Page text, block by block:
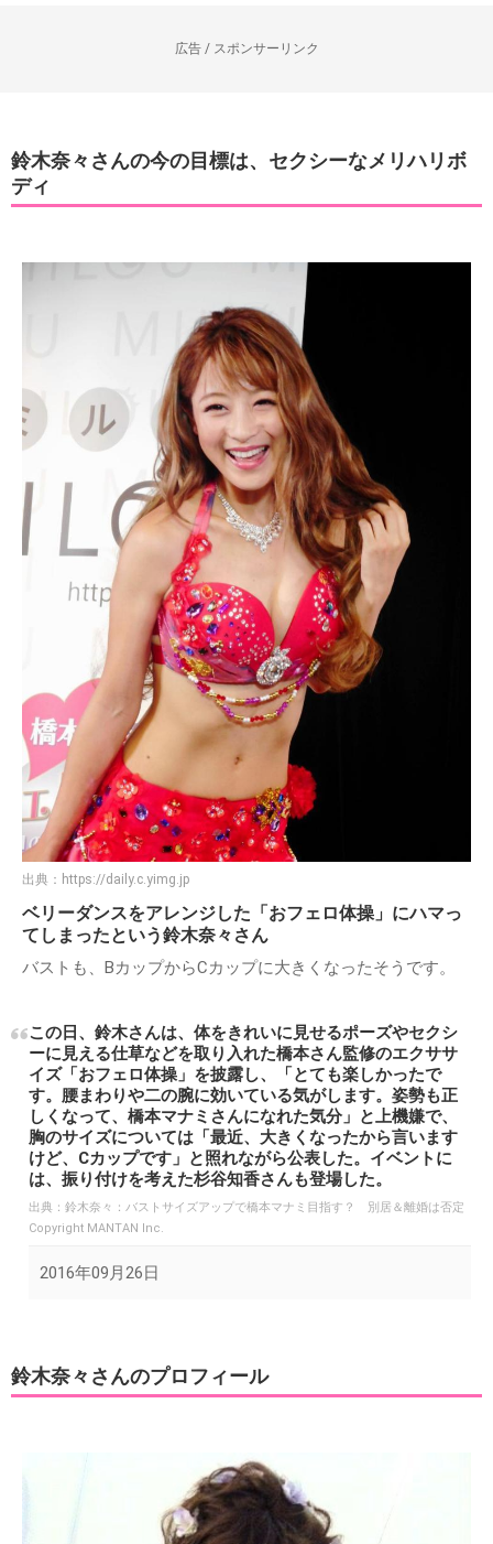
広告 / スポンサーリンク
鈴木奈々さんの今の目標は、セクシーなメリハリボ
ディ
出典： https://daily.c.yimg.jp
ベリーダンスをアレンジした「おフェロ体操」にハマっ
てしまったという鈴木奈々さん
バストも、BカップからCカップに大きくなったそうです。
この日、鈴木さんは、体をきれいに見せるポーズやセクシ
ーに見える仕草などを取り入れた橋本さん監修のエクササ
イズ「おフェロ体操」を披露し、「とても楽しかったで
す。腰まわりや二の腕に効いている気がします。姿勢も正
しくなって、橋本マナミさんになれた気分」と上機嫌で、
胸のサイズについては「最近、大きくなったから言います
けど、Cカップです」と照れながら公表した。イベントに
は、振り付けを考えた杉谷知香さんも登場した。
出典： 鈴木奈々：バストサイズアップで橋本マナミ目指す？ 別居＆離婚は否定
Copyright MANTAN Inc.
2016年09月26日
鈴木奈々さんのプロフィール